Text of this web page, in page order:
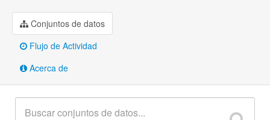
Conjuntos de datos
Flujo de Actividad
Acerca de